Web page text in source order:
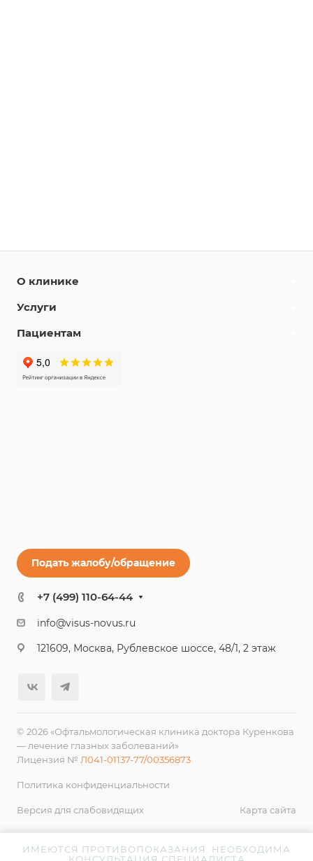
О клинике
Услуги
Пациентам
Подать жалобу/обращение
+7 (499) 110-64-44
info@visus-novus.ru
121609, Москва, Рублевское шоссе, 48/1, 2 этаж
© 2026 «Офтальмологическая клиника доктора Куренкова
— лечение глазных заболеваний»
Лицензия № Л041-01137-77/00356873
Политика конфиденциальности
Версия для слабовидящих Карта сайта
ИМЕЮТСЯ ПРОТИВОПОКАЗАНИЯ. НЕОБХОДИМА